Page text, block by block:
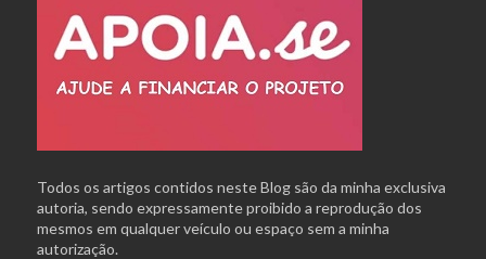
Todos os artigos contidos neste Blog são da minha exclusiva
autoria, sendo expressamente proibido a reprodução dos
mesmos em qualquer veículo ou espaço sem a minha
autorização.